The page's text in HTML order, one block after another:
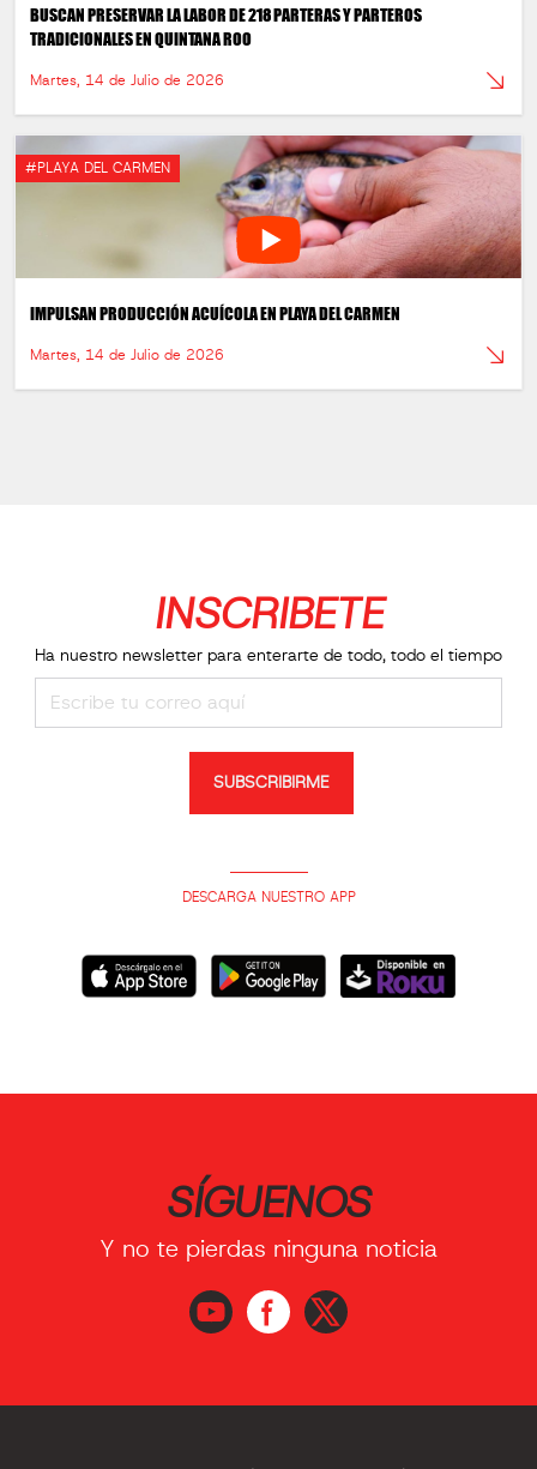
BUSCAN PRESERVAR LA LABOR DE 218 PARTERAS Y PARTEROS
TRADICIONALES EN QUINTANA ROO
Martes, 14 de Julio de 2026
#PLAYA DEL CARMEN
IMPULSAN PRODUCCIÓN ACUÍCOLA EN PLAYA DEL CARMEN
Martes, 14 de Julio de 2026
INSCRIBETE
Ha nuestro newsletter para enterarte de todo, todo el tiempo
SUBSCRIBIRME
DESCARGA NUESTRO APP
SÍGUENOS
Y no te pierdas ninguna noticia